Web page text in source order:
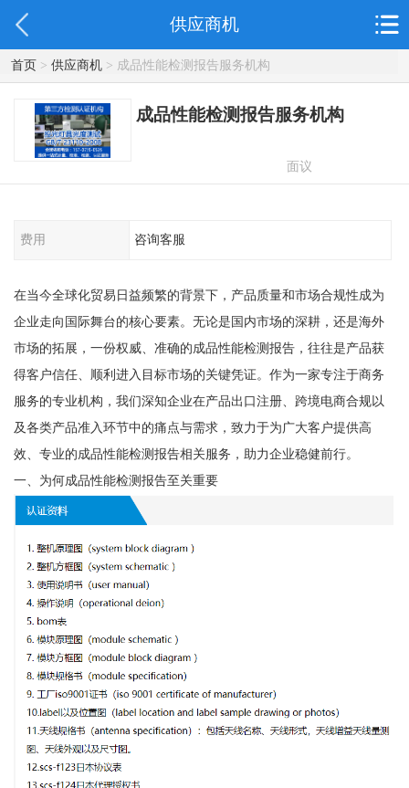
供应商机
首页> 供应商机> 成品性能检测报告服务机构
成品性能检测报告服务机构
面议
费用 咨询客服
在当今全球化贸易日益频繁的背景下，产品质量和市场合规性成为
企业走向国际舞台的核心要素。无论是国内市场的深耕，还是海外
市场的拓展，一份权威、准确的成品性能检测报告，往往是产品获
得客户信任、顺利进入目标市场的关键凭证。作为一家专注于商务
服务的专业机构，我们深知企业在产品出口注册、跨境电商合规以
及各类产品准入环节中的痛点与需求，致力于为广大客户提供高
效、专业的成品性能检测报告相关服务，助力企业稳健前行。
一、为何成品性能检测报告至关重要